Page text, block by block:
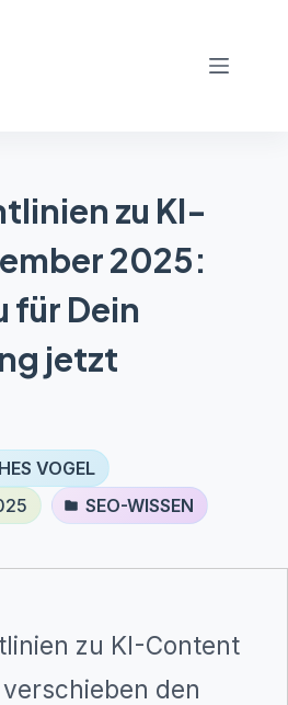
zu KI-
2025:
für Dein
jetzt
VOGEL
SEO-WISSEN
zu KI-Content
den